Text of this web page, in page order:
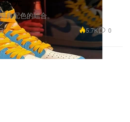
典配色的組合。
5.7K 0